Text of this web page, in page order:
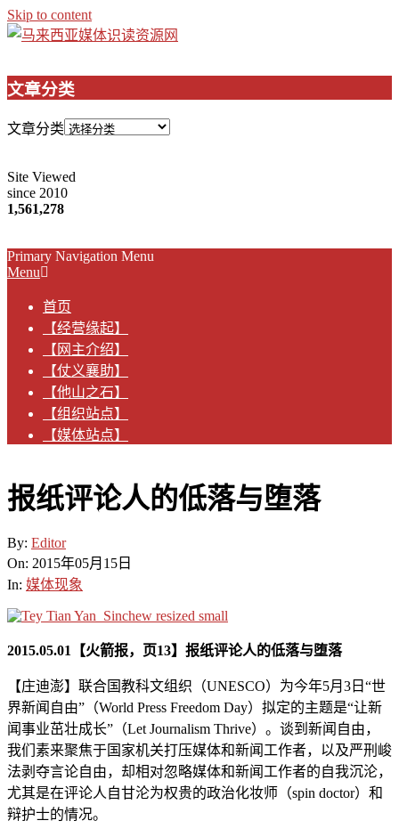
Skip to content
文章分类
文章分类
Site Viewed
since 2010
1,561,278
Primary Navigation Menu
Menu
首页
【经营缘起】
【网主介绍】
【仗义襄助】
【他山之石】
【组织站点】
【媒体站点】
报纸评论人的低落与堕落
By: Editor
On: 2015年05月15日
In: 媒体现象
2015.05.01 【火箭报，页13】 报纸评论人的低落与堕落
【庄迪澎】联合国教科文组织（UNESCO）为今年5月3日“世
界新闻自由”（World Press Freedom Day）拟定的主题是“让新
闻事业茁壮成长”（Let Journalism Thrive）。谈到新闻自由，
我们素来聚焦于国家机关打压媒体和新闻工作者，以及严刑峻
法剥夺言论自由，却相对忽略媒体和新闻工作者的自我沉沦，
尤其是在评论人自甘沦为权贵的政治化妆师（spin doctor）和
辩护士的情况。